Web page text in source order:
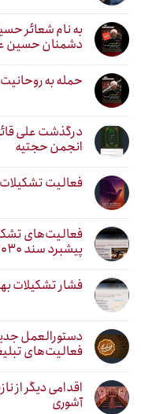
به نام شعائر
دشمنان حسین
حمله به
درگذشت علی
انجمن حجتیه
فعالیت تشکیلات
فعالیت‌های
پیشبرد سند ۲۰۳۰
فشار تشکیلات
دستورالعمل
فعالیت‌های
اقدامی دیگر از
آشوری